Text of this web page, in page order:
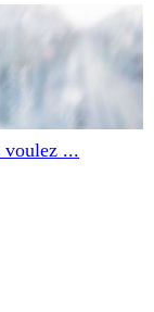
voulez ...